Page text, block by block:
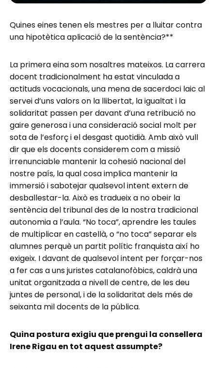
Quines eines tenen els mestres per a lluitar contra
una hipotètica aplicació de la sentència?**
La primera eina som nosaltres mateixos. La carrera
docent tradicionalment ha estat vinculada a
actituds vocacionals, una mena de sacerdoci laic al
servei d’uns valors on la llibertat, la igualtat i la
solidaritat passen per davant d’una retribució no
gaire generosa i una consideració social molt per
sota de l’esforç i el desgast quotidià. Amb això vull
dir que els docents considerem com a missió
irrenunciable mantenir la cohesió nacional del
nostre país, la qual cosa implica mantenir la
immersió i sabotejar qualsevol intent extern de
desballestar-la. Això es tradueix a no obeir la
sentència del tribunal des de la nostra tradicional
autonomia a l’aula. “No toca”, aprendre les taules
de multiplicar en castellà, o “no toca” separar els
alumnes perquè un partit polític franquista així ho
exigeix. I davant de qualsevol intent per forçar-nos
a fer cas a uns juristes catalanofòbics, caldrà una
unitat organitzada a nivell de centre, de les deu
juntes de personal, i de la solidaritat dels més de
seixanta mil docents de la pública.
Quina postura exigiu que prengui la consellera
Irene Rigau en tot aquest assumpte?